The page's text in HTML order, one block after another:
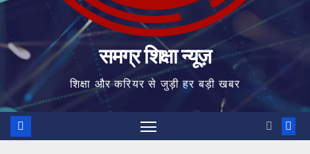
समग्र शिक्षा न्यूज़
शिक्षा और करियर से जुड़ी हर बड़ी खबर